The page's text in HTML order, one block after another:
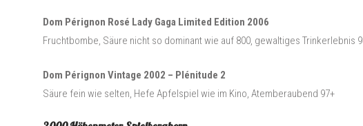
Dom Pérignon Rosé Lady Gaga Limited Edition 2006
Fruchtbombe, Säure nicht so dominant wie auf 800, gewaltiges Trinkerlebnis
Dom Pérignon Vintage 2002 – Plénitude 2
Säure fein wie selten, Hefe Apfelspiel wie im Kino, Atemberaubend 97+